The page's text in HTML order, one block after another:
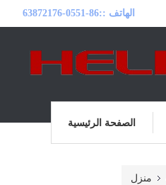
الهاتف ::86-0551-63872176
الصفحة الرئيسية
منزل